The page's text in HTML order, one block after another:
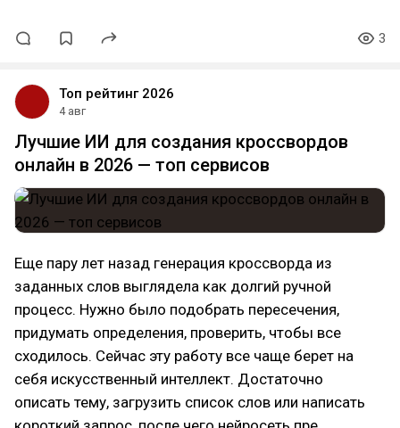
3
Топ рейтинг 2026
4 авг
Лучшие ИИ для создания кроссвордов
онлайн в 2026 — топ сервисов
Еще пару лет назад генерация кроссворда из
заданных слов выглядела как долгий ручной
процесс. Нужно было подобрать пересечения,
придумать определения, проверить, чтобы все
сходилось. Сейчас эту работу все чаще берет на
себя искусственный интеллект. Достаточно
описать тему, загрузить список слов или написать